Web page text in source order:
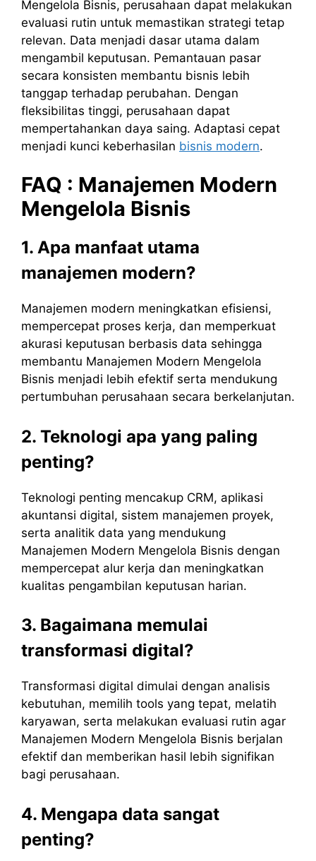
Mengelola Bisnis, perusahaan dapat melakukan
evaluasi rutin untuk memastikan strategi tetap
relevan. Data menjadi dasar utama dalam
mengambil keputusan. Pemantauan pasar
secara konsisten membantu bisnis lebih
tanggap terhadap perubahan. Dengan
fleksibilitas tinggi, perusahaan dapat
mempertahankan daya saing. Adaptasi cepat
menjadi kunci keberhasilan bisnis modern.
FAQ : Manajemen Modern
Mengelola Bisnis
1. Apa manfaat utama
manajemen modern?
Manajemen modern meningkatkan efisiensi,
mempercepat proses kerja, dan memperkuat
akurasi keputusan berbasis data sehingga
membantu Manajemen Modern Mengelola
Bisnis menjadi lebih efektif serta mendukung
pertumbuhan perusahaan secara berkelanjutan.
2. Teknologi apa yang paling
penting?
Teknologi penting mencakup CRM, aplikasi
akuntansi digital, sistem manajemen proyek,
serta analitik data yang mendukung
Manajemen Modern Mengelola Bisnis dengan
mempercepat alur kerja dan meningkatkan
kualitas pengambilan keputusan harian.
3. Bagaimana memulai
transformasi digital?
Transformasi digital dimulai dengan analisis
kebutuhan, memilih tools yang tepat, melatih
karyawan, serta melakukan evaluasi rutin agar
Manajemen Modern Mengelola Bisnis berjalan
efektif dan memberikan hasil lebih signifikan
bagi perusahaan.
4. Mengapa data sangat
penting?